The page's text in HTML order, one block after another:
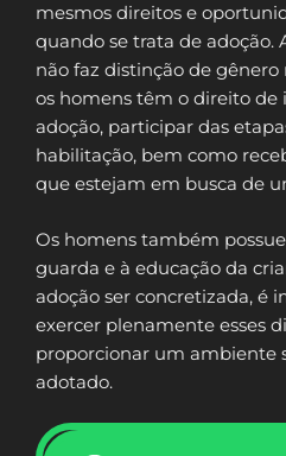
mesmos direitos e
quando se trata de adoção.
não faz distinção de gênero
os homens têm o direito de
adoção, participar das
habilitação, bem como
que estejam em busca de
Os homens também
guarda e à educação da
adoção ser concretizada, é
exercer plenamente esses
proporcionar um ambiente
adotado.